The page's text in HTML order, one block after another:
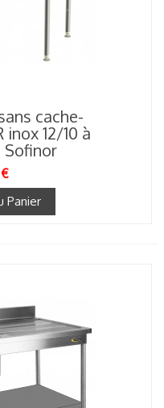
cache-
12/10 à
Panier